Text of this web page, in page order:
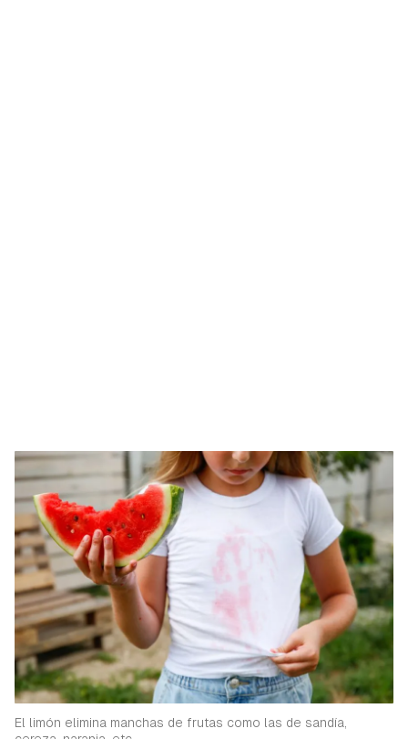
El limón elimina manchas de frutas como las de sandía,